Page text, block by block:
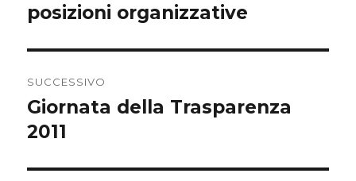
precedente:
posizioni organizzative
SUCCESSIVO
Articolo
successivo:
Giornata della Trasparenza
2011